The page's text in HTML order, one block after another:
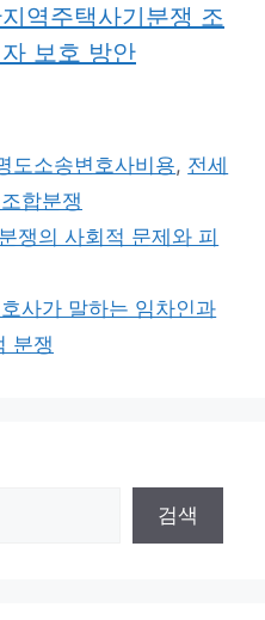
역주택사기분쟁 조
보호 방안
도소송변호사비용, 전세
합분쟁
쟁의 사회적 문제와 피
사가 말하는 임차인과
분쟁
검색